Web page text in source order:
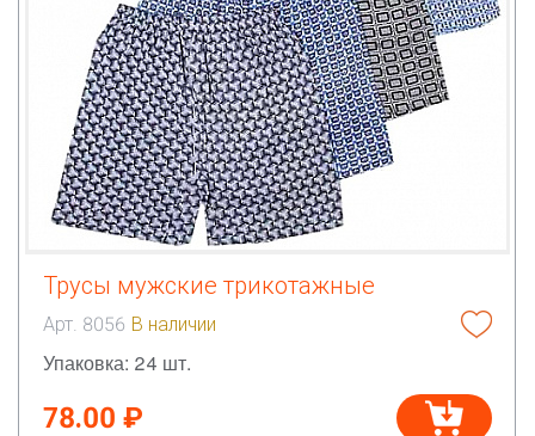
Трусы мужские трикотажные
Арт. 8056 В наличии
Упаковка: 24 шт.
78.00 ₽